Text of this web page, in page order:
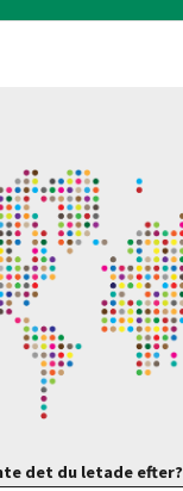
det du letade efter?